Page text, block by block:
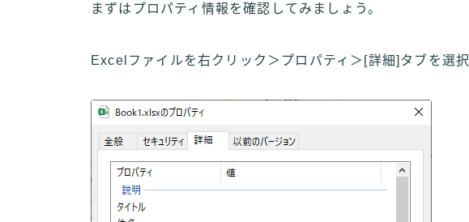
まずはプロパティ情報を確認してみましょう。
Excelファイルを右クリック＞プロパティ＞[詳細]タブを選択